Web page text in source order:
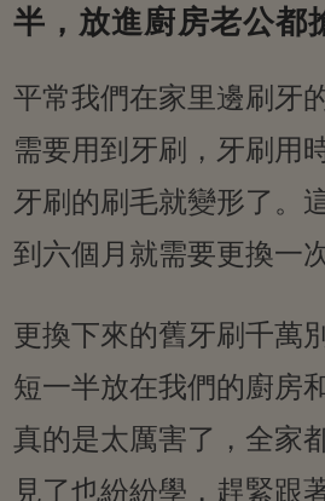
半，放進廚房老公都
平常我們在家里邊刷牙
需要用到牙刷，牙刷用
牙刷的刷毛就變形了。
到六個月就需要更換一
更換下來的舊牙刷千萬
短一半放在我們的廚房
真的是太厲害了，全家
見了也紛紛學，趕緊跟